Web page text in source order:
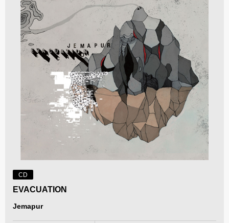
CD
EVACUATION
Jemapur